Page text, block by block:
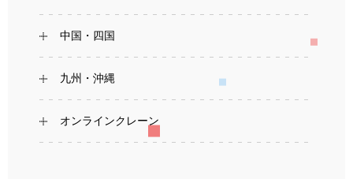
中国・四国
九州・沖縄
オンラインクレーン